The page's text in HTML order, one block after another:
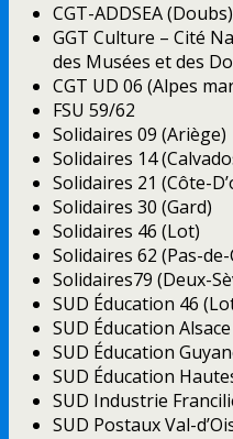
CGT-ADDSEA (Doubs)
GGT Culture – Cité
des Musées et des
CGT UD 06 (Alpes
FSU 59/62
Solidaires 09 (Ariège)
Solidaires 14
Solidaires 21 (Côte-
Solidaires 30 (Gard)
Solidaires 46 (Lot)
Solidaires 62 (Pas-de-
Solidaires79 (Deux-
SUD Éducation 46
SUD Éducation Alsace
SUD Éducation
SUD Éducation
SUD Industrie
SUD Postaux Val-